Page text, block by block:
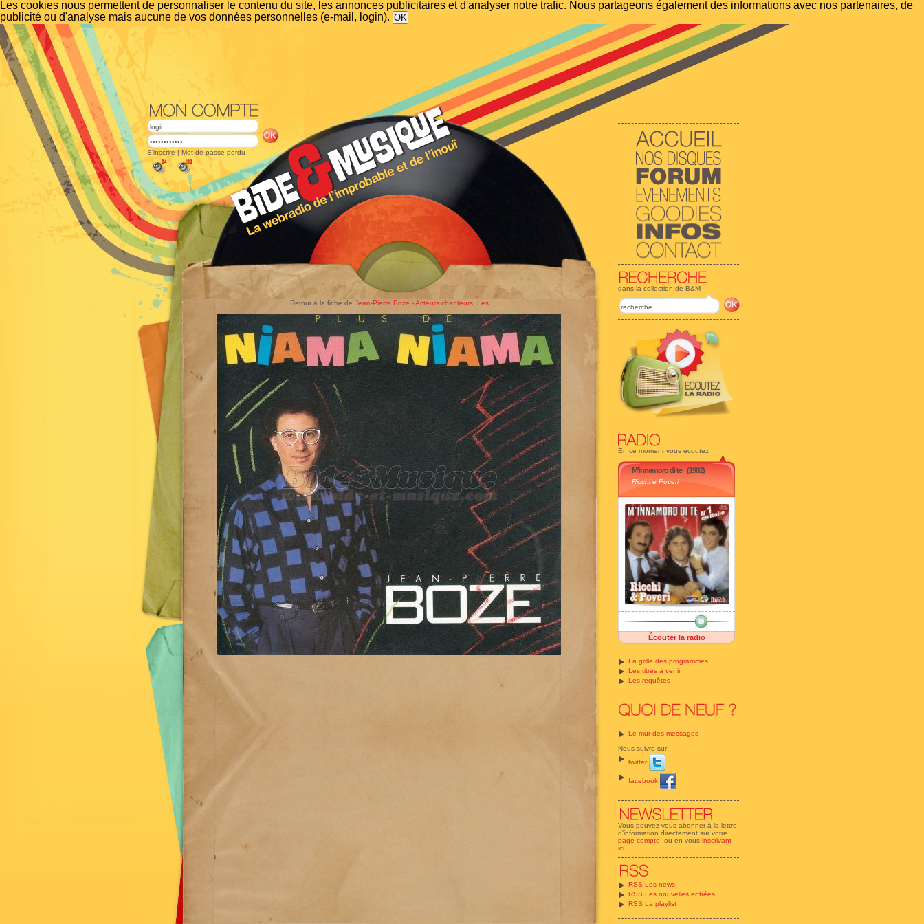
Les cookies nous permettent de personnaliser le contenu du site, les annonces publicitaires et d'analyser notre trafic. Nous partageons également des informations avec nos partenaires, de
publicité ou d'analyse mais aucune de vos données personnelles (e-mail, login).
dans la collection de B&M
En ce moment vous écoutez :
M'innamoro di te (1982)
Ricchi e Poveri
Écouter la radio
La grille des programmes
Les titres à venir
Les requêtes
Le mur des messages
Nous suivre sur:
twitter
facebook
Vous pouvez vous abonner à la lettre
d'information directement sur votre
page compte , ou en vous inscrivant
ici
RSS Les news
RSS Les nouvelles entrées
RSS La playlist
S'inscrire | Mot de passe perdu
Retour à la fiche de Jean-Pierre Boze - Acteurs chanteurs, Les